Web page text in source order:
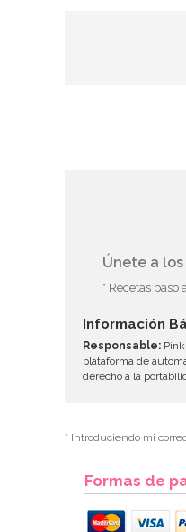
Únete a
* Recetas paso
Información
Responsable:
plataforma de
derecho a la
* Introduciendo mi
Formas de